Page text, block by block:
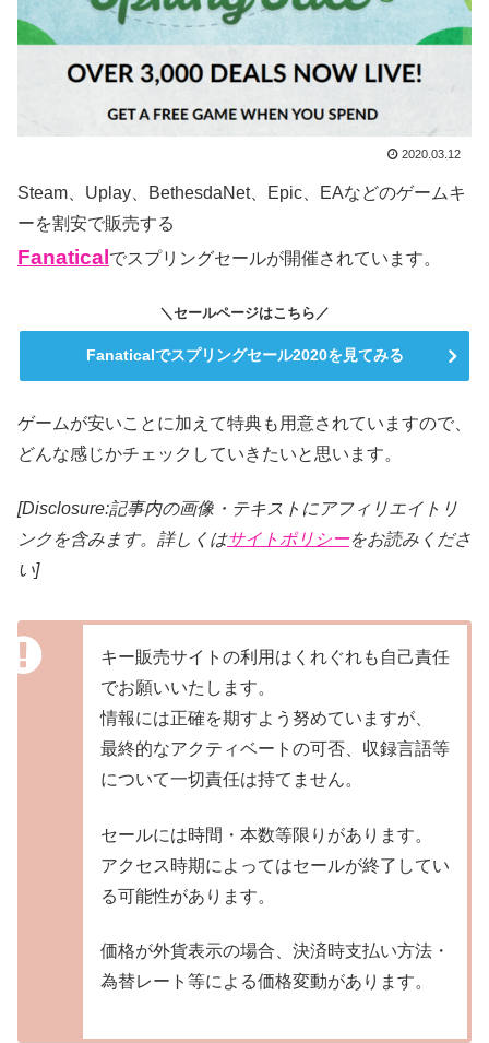
2020.03.12
Steam、Uplay、BethesdaNet、Epic、EAなどのゲームキ
ーを割安で販売する
Fanatical でスプリングセールが開催されています。
＼セールページはこちら／
Fanaticalでスプリングセール2020を見てみる
ゲームが安いことに加えて特典も用意されていますので、
どんな感じかチェックしていきたいと思います。
[Disclosure:記事内の画像・テキストにアフィリエイトリ
ンクを含みます。詳しくはサイトポリシーをお読みくださ
い]
キー販売サイトの利用はくれぐれも自己責任
でお願いいたします。
情報には正確を期すよう努めていますが、
最終的なアクティベートの可否、収録言語等
について一切責任は持てません。
セールには時間・本数等限りがあります。
アクセス時期によってはセールが終了してい
る可能性があります。
価格が外貨表示の場合、決済時支払い方法・
為替レート等による価格変動があります。